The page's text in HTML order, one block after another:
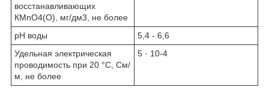
восстанавливающих
КМnО4(O), мг/дм3 , не более
рН воды
5,4 - 6,6
Удельная электрическая
проводимость при 20 °С, См/
м, не более
5 · 10-4